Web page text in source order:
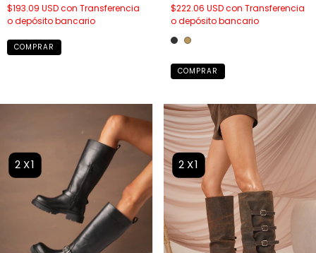
$193.09 USDcon Transferencia
o depósito bancario
COMPRAR
$222.06 USDcon Transferencia
o depósito bancario
COMPRAR
2X1 2X1